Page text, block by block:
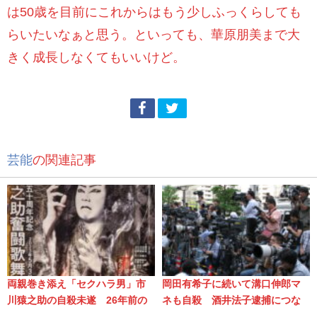
は50歳を目前にこれからはもう少しふっくらしても
らいたいなぁと思う。といっても、華原朋美まで大
きく成長しなくてもいいけど。
芸能の関連記事
両親巻き添え「セクハラ男」市
川猿之助の自殺未遂 26年前の
岡田有希子に続いて溝口伸郎マ
ネも自殺 酒井法子逮捕につな